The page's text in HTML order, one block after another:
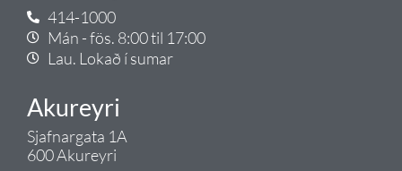
414-1000
Mán - fös. 8:00 til 17:00
Lau. Lokað í sumar
Akureyri
Sjafnargata 1A
600 Akureyri